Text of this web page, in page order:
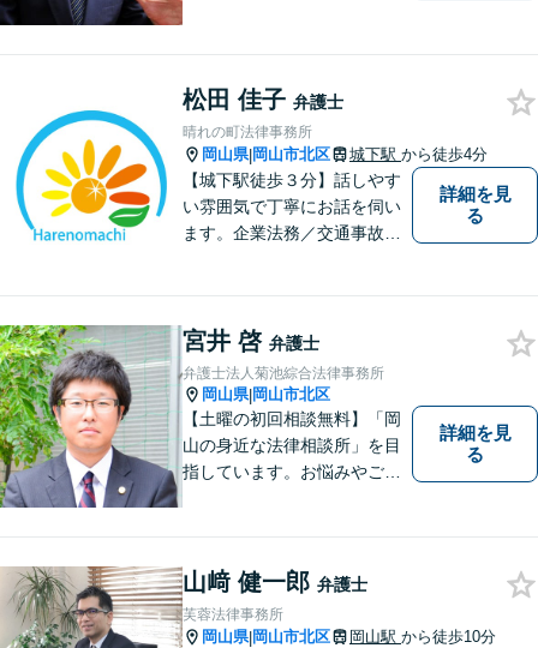
んなささいなことでも構いま
せん。お気軽にご相談くださ
い。【土曜日も受付可能】
【専用駐車場あり】
松田 佳子 弁護士
晴れの町法律事務所
岡山県|岡山市北区 城下駅 から徒歩4分
【城下駅徒歩３分】話しやす
い雰囲気で丁寧にお話を伺い
ます。企業法務／交通事故／
詳細を見
る
宮井 啓 弁護士
弁護士法人菊池綜合法律事務所
岡山県|岡山市北区
【土曜の初回相談無料】「岡
山の身近な法律相談所」を目
指しています。お悩みやご不
でも構いません。お気軽にご
相談ください。【土曜日も受
付可能】【専用駐車場あり】
詳細を見
る
山﨑 健一郎 弁護士
芙蓉法律事務所
岡山県|岡山市北区 岡山駅 から徒歩10分